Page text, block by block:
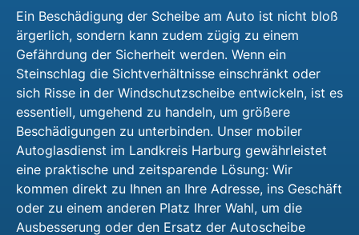
Ein Beschädigung der Scheibe am Auto ist nicht bloß
ärgerlich, sondern kann zudem zügig zu einem
Gefährdung der Sicherheit werden. Wenn ein
Steinschlag die Sichtverhältnisse einschränkt oder
sich Risse in der Windschutzscheibe entwickeln, ist es
essentiell, umgehend zu handeln, um größere
Beschädigungen zu unterbinden. Unser mobiler
Autoglasdienst im Landkreis Harburg gewährleistet
eine praktische und zeitsparende Lösung: Wir
kommen direkt zu Ihnen an Ihre Adresse, ins Geschäft
oder zu einem anderen Platz Ihrer Wahl, um die
Ausbesserung oder den Ersatz der Autoscheibe